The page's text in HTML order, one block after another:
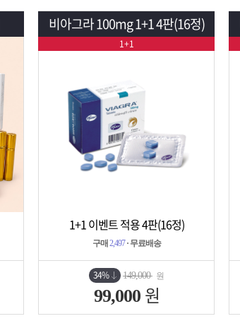
비아그라 100mg 1+1 4판(16정)
상세보기 담기
1+1 이벤트 적용 4판(16정)
구매 2,497· 무료배송
34% 149,000 원
99,000 원
1+1